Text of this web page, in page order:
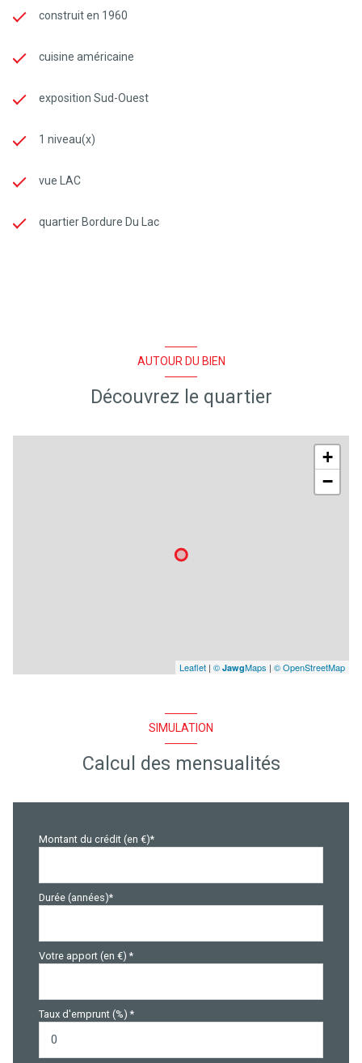
construit en 1960
cuisine américaine
exposition Sud-Ouest
1 niveau(x)
vue LAC
quartier Bordure Du Lac
AUTOUR DU BIEN
Découvrez le quartier
+
−
Leaflet | © JawgMaps | © OpenStreetMap
SIMULATION
Calcul des mensualités
Montant du crédit (en €)*
Durée (années)*
Votre apport (en €) *
Taux d'emprunt (%) *